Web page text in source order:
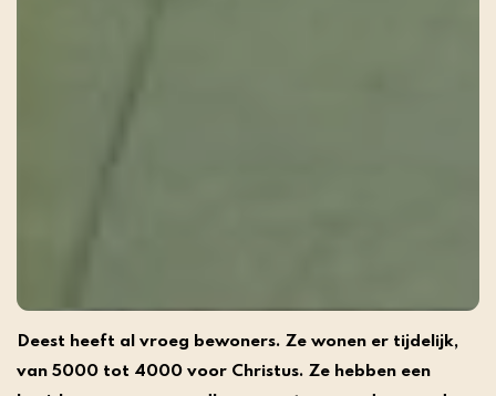
Deest heeft al vroeg bewoners. Ze wonen er tijdelijk,
van 5000 tot 4000 voor Christus. Ze hebben een